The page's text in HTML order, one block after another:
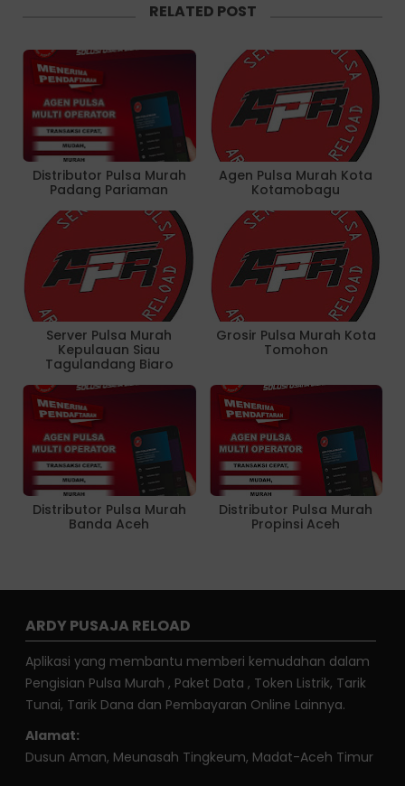
RELATED POST
Distributor Pulsa Murah
Padang Pariaman
Agen Pulsa Murah Kota
Kotamobagu
Server Pulsa Murah
Kepulauan Siau
Tagulandang Biaro
Grosir Pulsa Murah Kota
Tomohon
Distributor Pulsa Murah
Banda Aceh
Distributor Pulsa Murah
Propinsi Aceh
ARDY PUSAJA RELOAD
Aplikasi yang membantu memberi kemudahan dalam
Pengisian Pulsa Murah , Paket Data , Token Listrik, Tarik
Tunai, Tarik Dana dan Pembayaran Online Lainnya.
Alamat:
Dusun Aman, Meunasah Tingkeum, Madat-Aceh Timur